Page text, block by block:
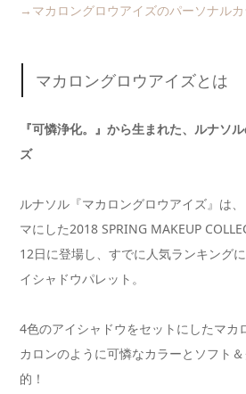
→マカロングロウアイズのパーソナル
マカロングロウアイズとは
『可憐浄化。』から生まれた、ルナソ
ズ
ルナソル『マカロングロウアイズ』は
マにした2018 SPRING MAKEUP
12日に登場し、すでに人気ランキング
イシャドウパレット。
4色のアイシャドウをセットにしたマカ
カロンのように可憐なカラーとソフト
的！